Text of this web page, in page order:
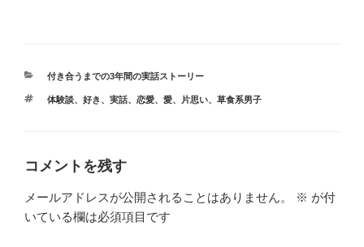
ド
ウ
で
開
カ
ゴ
付き合うまでの3年間の実話ストーリー
タ
体験談、 好き 、 実話、 恋愛、 愛、 片思い、 草食系男子
コメントを残す
メールアドレスが公開されることはありません。 ※ が付
いている欄は必須項目です